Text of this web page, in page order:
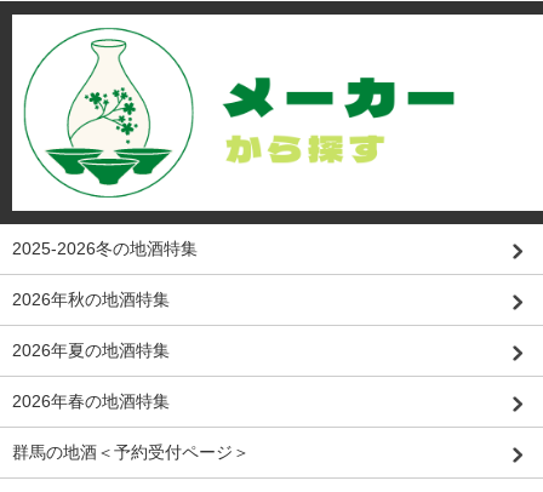
2025-2026冬の地酒特集
2026年秋の地酒特集
2026年夏の地酒特集
2026年春の地酒特集
群馬の地酒＜予約受付ページ＞